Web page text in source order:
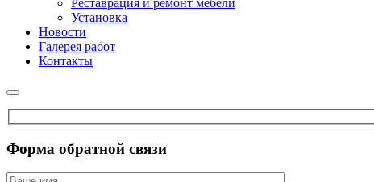
Реставрация и ремонт мебели
Установка
Новости
Галерея работ
Контакты
Форма обратной связи